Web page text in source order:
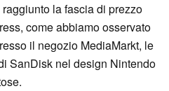
la fascia di prezzo
come abbiamo osservato
il negozio MediaMarkt, le
SanDisk nel design Nintendo